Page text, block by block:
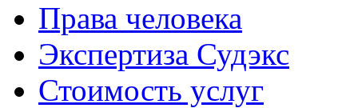
Права человека
Экспертиза Судэкс
Стоимость услуг